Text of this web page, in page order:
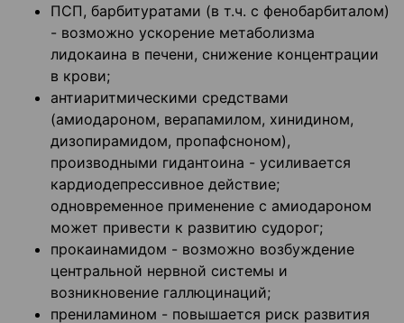
ПСП, барбитуратами (в т.ч. с фенобарбиталом)
- возможно ускорение метаболизма
лидокаина в печени, снижение концентрации
в крови;
антиаритмическими средствами
(амиодароном, верапамилом, хинидином,
дизопирамидом, пропафсноном),
производными гидантоина - усиливается
кардиодепрессивное действие;
одновременное применение с амиодароном
может привести к развитию судорог;
прокаинамидом - возможно возбуждение
центральной нервной системы и
возникновение галлюцинаций;
прениламином - повышается риск развития